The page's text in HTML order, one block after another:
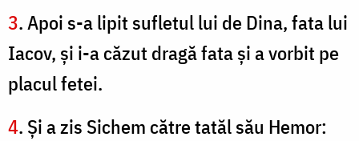
3. Apoi s-a lipit sufletul lui de Dina, fata lui
Iacov, şi i-a căzut dragă fata şi a vorbit pe
placul fetei.
4. Şi a zis Sichem către tatăl său Hemor: